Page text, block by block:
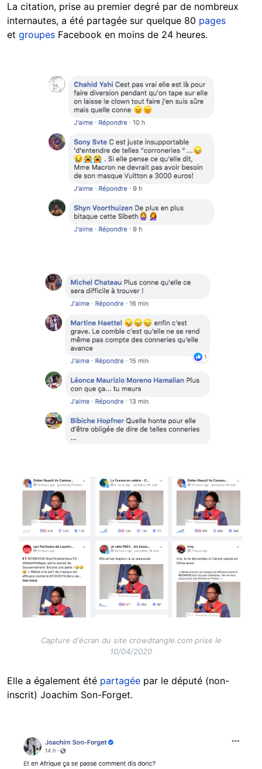
La citation, prise au premier degré par de nombreux
internautes, a été partagée sur quelque 80 pages
et groupes Facebook en moins de 24 heures.
Image
Image
Image
Capture d'écran du site crowdtangle.com prise le
10/04/2020
Elle a également été partagée par le député (non-
inscrit) Joachim Son-Forget.
Image